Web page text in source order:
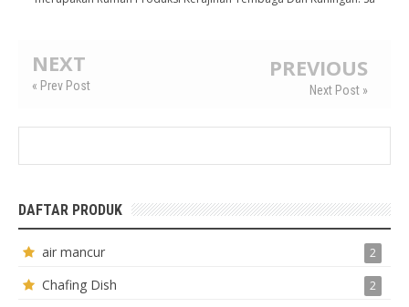
NEXT
« Prev Post
PREVIOUS
Next Post »
DAFTAR PRODUK
air mancur 2
Chafing Dish 2